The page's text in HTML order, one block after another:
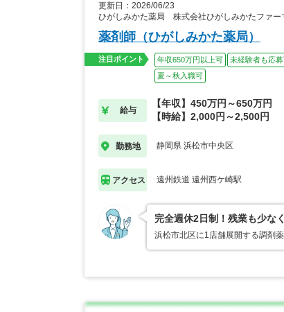
更新日：2026/06/23
ひがしみかた薬局 株式会社ひがしみかたファー
薬剤師（ひがしみかた薬局）
注目ポイント 年収650万円以上可 未経験者も応
夏～秋入職可
給与
【年収】450万円～650万円
【時給】2,000円～2,500円
勤務地 静岡県 浜松市中央区
アクセス 遠州鉄道 遠州西ケ崎駅
完全週休2日制！残業も少な
浜松市北区に1店舗展開する調剤